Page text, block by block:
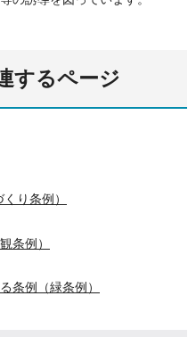
するページ
り条例）
条例）
条例（緑条例）